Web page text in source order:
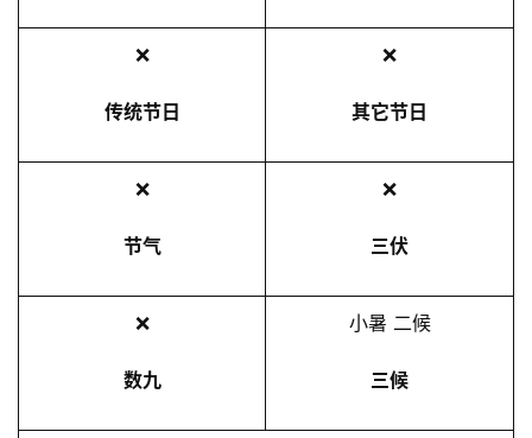
3
❌
传统节日
❌
其它节日
❌
节气
❌
三伏
❌
数九
小暑 二候
三候